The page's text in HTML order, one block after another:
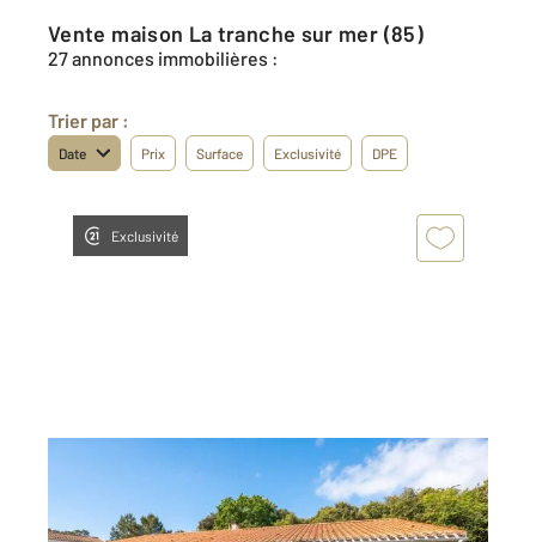
Vente maison La tranche sur mer (85)
27 annonces immobilières :
Trier par :
Date Prix Surface Exclusivité DPE
Exclusivité
LA TRANCHE SUR MER 85
, 5 pièces
Ref : 3044